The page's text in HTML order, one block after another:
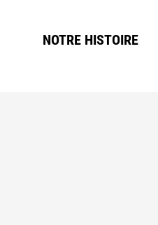
NOTRE HISTOIRE